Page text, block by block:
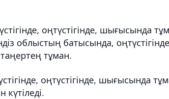
оңтүстігінде, шығысында
облыстың батысында,
тұман.
оңтүстігінде, шығысында